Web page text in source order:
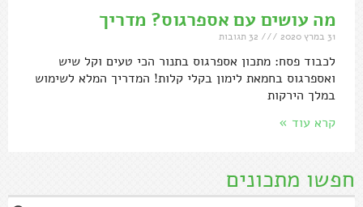
חפשו מתכונים
מה עושים עם אספרגוס? מדריך
31 במרץ 2020
לכבוד פסח: מתכון אספרגוס בתנור הכי טעים וקל שיש
ואספרגוס בחמאת לימון בקלי קלות! המדריך המלא לשימוש
במלך הירקות
קרא עוד »